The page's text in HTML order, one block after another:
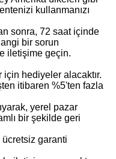
kullanmanızı
sonra, 72 saat içinde
bir sorun
iletişime geçin.
hediyeler alacaktır.
itibaren %5'ten fazla
yerel pazar
bir şekilde geri
ücretsiz garanti